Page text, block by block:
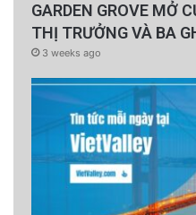
GARDEN GROVE MỞ
THỊ TRƯỞNG VÀ BA
3 weeks ago